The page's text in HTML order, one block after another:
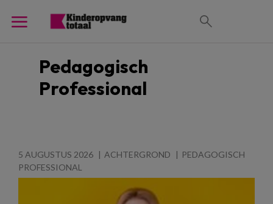
Pedagogisch
Professional
5 AUGUSTUS 2026 ACHTERGROND
PEDAGOGISCH
PROFESSIONAL